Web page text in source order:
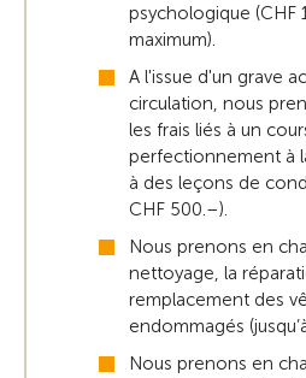
psychologique (CHF
maximum).
A l'issue d'un grave
circulation, nous
les frais liés à un
perfectionnement à
à des leçons de
CHF 500.–).
Nous prenons en
nettoyage, la
remplacement des
endommagés
Nous prenons en